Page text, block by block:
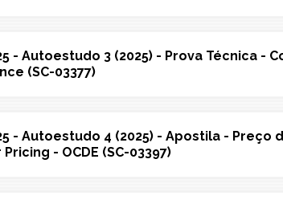
- Autoestudo 3 (2025) - Prova Técnica -
(SC-03377)
- Autoestudo 4 (2025) - Apostila - Preço
- OCDE (SC-03397)